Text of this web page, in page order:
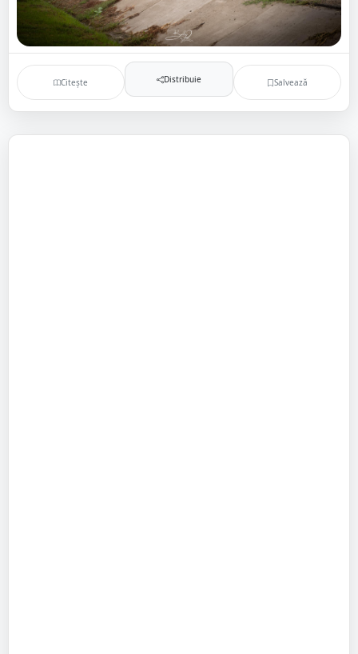
Citește Distribuie Salvează